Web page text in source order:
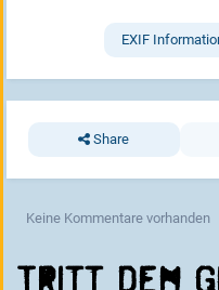
EXIF
Share
Keine Kommentare vorhanden
Tritt dem